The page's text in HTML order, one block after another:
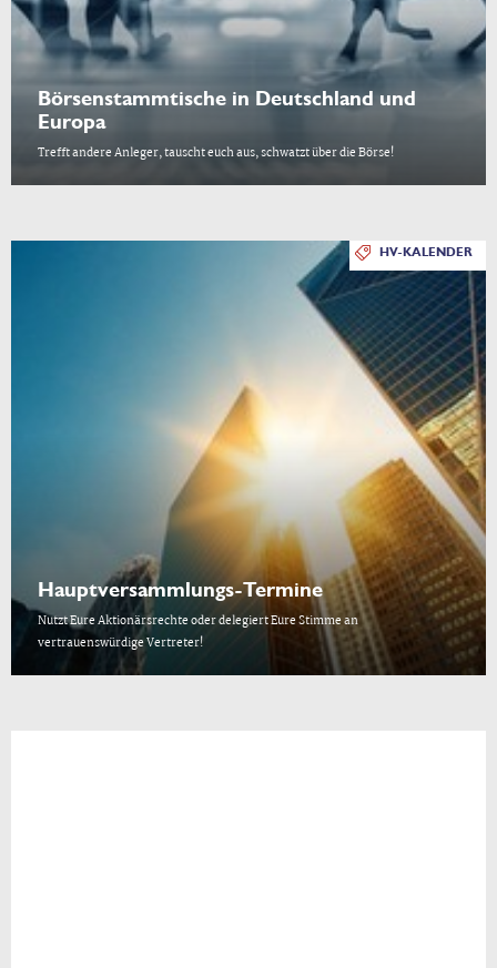
Börsenstammtische in Deutschland und
Europa
Trefft andere Anleger, tauscht euch aus, schwatzt über die Börse!
HV-KALENDER
Hauptversammlungs-Termine
Nutzt Eure Aktionärsrechte oder delegiert Eure Stimme an
vertrauenswürdige Vertreter!